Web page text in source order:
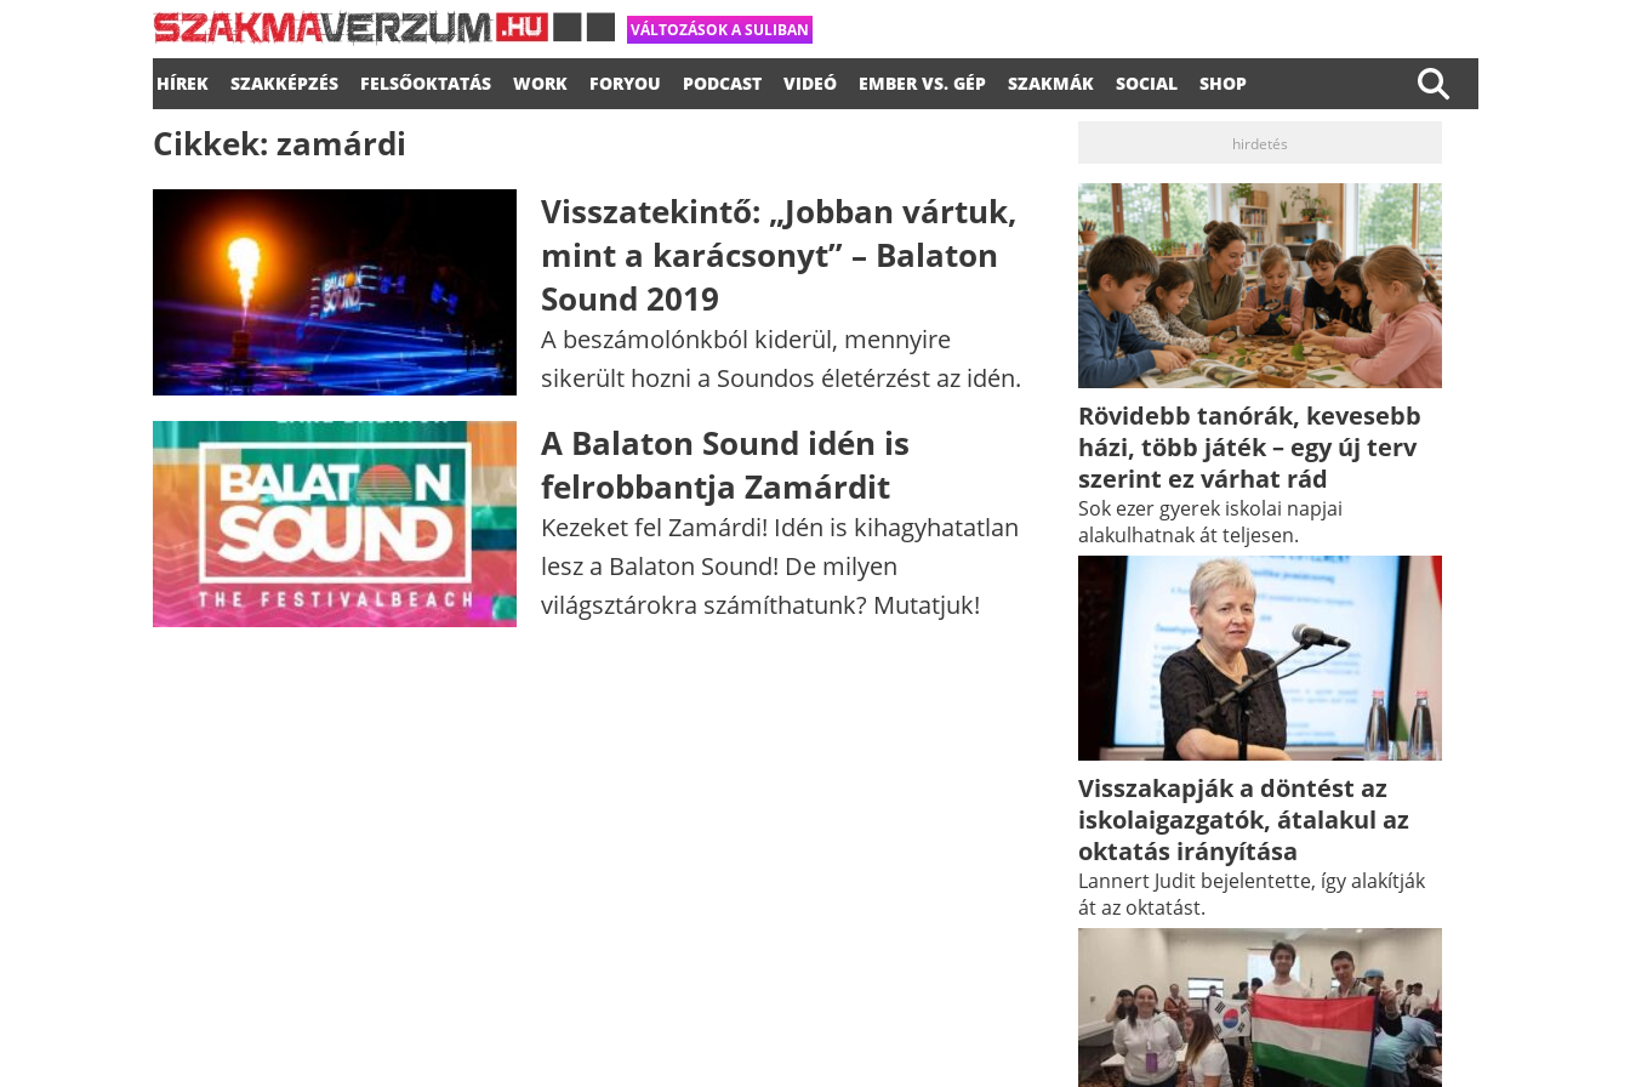
VÁLTOZÁSOK A SULIBAN
HÍREK SZAKKÉPZÉS FELSŐOKTATÁS WORK FORYOU PODCAST VIDEÓ EMBER VS. GÉP SZAKMÁK SOCIAL SHOP
Cikkek: zamárdi
Visszatekintő: „Jobban vártuk,
mint a karácsonyt” – Balaton
Sound 2019
A beszámolónkból kiderül, mennyire
sikerült hozni a Soundos életérzést az idén.
A Balaton Sound idén is
felrobbantja Zamárdit
Kezeket fel Zamárdi! Idén is kihagyhatatlan
lesz a Balaton Sound! De milyen
világsztárokra számíthatunk? Mutatjuk!
hirdetés
Rövidebb tanórák, kevesebb
házi, több játék – egy új terv
szerint ez várhat rád
Sok ezer gyerek iskolai napjai
alakulhatnak át teljesen.
Visszakapják a döntést az
iskolaigazgatók, átalakul az
oktatás irányítása
Lannert Judit bejelentette, így alakítják
át az oktatást.